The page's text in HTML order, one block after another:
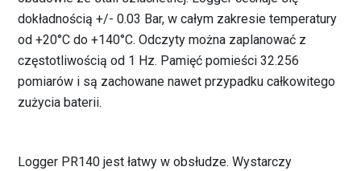
dokładnością +/- 0.03 Bar, w całym zakresie temperatury
od +20°C do +140°C. Odczyty można zaplanować z
częstotliwością od 1 Hz. Pamięć pomieści 32.256
pomiarów i są zachowane nawet przypadku całkowitego
zużycia baterii.
Logger PR140 jest łatwy w obsłudze. Wystarczy